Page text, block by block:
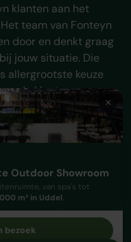
klanten aan het
team van Fonteyn
door en denkt graag
jouw situatie. Die
allergrootste keuze
de klanten van
Outdoor Showroom
van spa's tot
m² in Uddel.
bezoek